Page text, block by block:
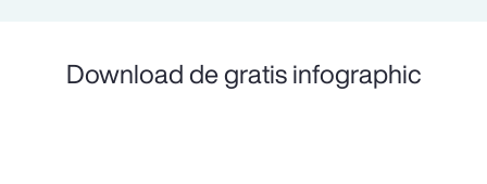
Download de gratis infographic